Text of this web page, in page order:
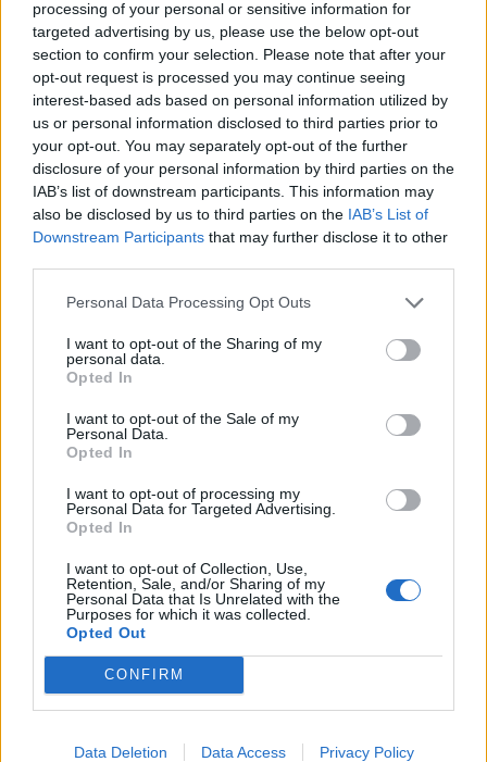
processing of your personal or sensitive information for
targeted advertising by us, please use the below opt-out
section to confirm your selection. Please note that after your
opt-out request is processed you may continue seeing
interest-based ads based on personal information utilized by
us or personal information disclosed to third parties prior to
your opt-out. You may separately opt-out of the further
disclosure of your personal information by third parties on the
IAB’s list of downstream participants. This information may
also be disclosed by us to third parties on the IAB’s List of
Downstream Participants that may further disclose it to other
Personal Data Processing Opt Outs
I want to opt-out of the Sharing of my
personal data.
Opted In
I want to opt-out of the Sale of my
Personal Data.
Opted In
I want to opt-out of processing my
Personal Data for Targeted Advertising.
Opted In
I want to opt-out of Collection, Use,
Retention, Sale, and/or Sharing of my
Personal Data that Is Unrelated with the
Purposes for which it was collected.
Opted Out
CONFIRM
Data Deletion Data Access Privacy Policy
Il proporzionale non è nostalgia
22/01/2012
Con Fiorello torna la nostalgia
dei varietà Rai
20/11/2011
una volta alla stilografica
16/10/2011
nostalgia è un sentimento
mortifero.
guerra la nostalgia degli affetti
diventa sofferenza